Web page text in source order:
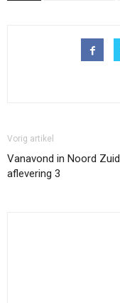
Vorig artikel
Vanavond in Noord Zuid
aflevering 3